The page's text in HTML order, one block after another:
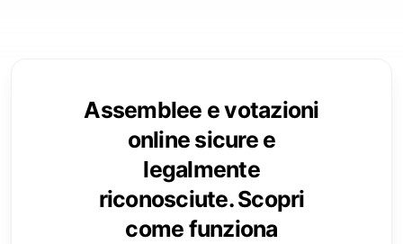
Assemblee e votazioni
online sicure e
legalmente
riconosciute. Scopri
come funziona